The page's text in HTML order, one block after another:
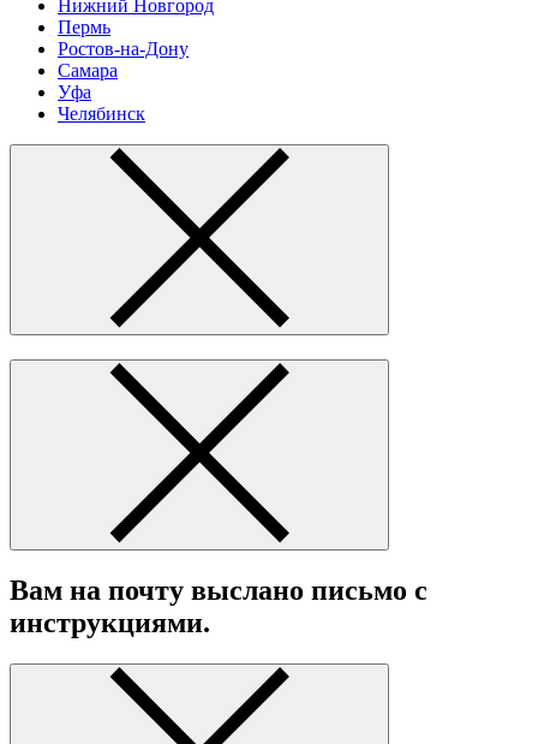
Нижний Новгород
Пермь
Ростов-на-Дону
Самара
Уфа
Челябинск
Вам на почту выслано письмо с
инструкциями.